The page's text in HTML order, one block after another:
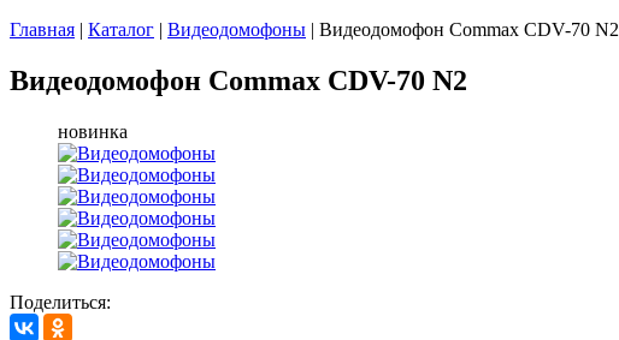
Главная | Каталог | Видеодомофоны | Видеодомофон Commax CDV-70 N2
Видеодомофон Commax CDV-70 N2
новинка
Поделиться: